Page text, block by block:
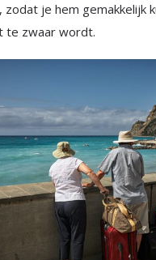
zodat je hem gemakkelijk
te zwaar wordt.